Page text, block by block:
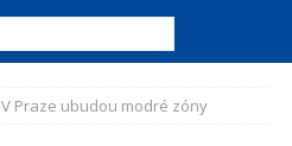
V Praze ubudou modré zóny